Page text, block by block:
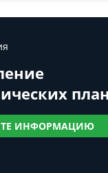
ИНФОРМАЦИЮ